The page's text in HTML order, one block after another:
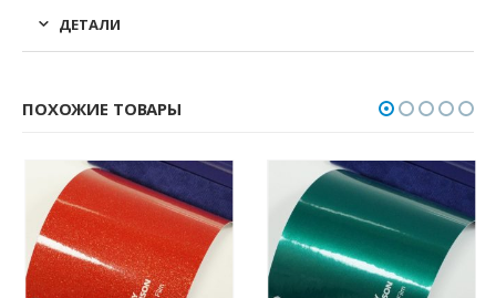
ДЕТАЛИ
ПОХОЖИЕ ТОВАРЫ